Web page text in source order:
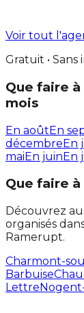
Voir tout
Gratuit • Sans
Que faire
mois
En aoûtEn
décembreEn
maiEn juinEn
Que faire
Découvrez
organisés
Ramerupt.
Charmont-
Barbuise
Lettre